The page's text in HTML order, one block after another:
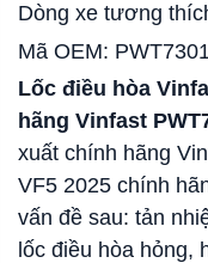
Dòng xe tương
Mã OEM:
Lốc điều hòa
hãng Vinfast
xuất chính hãng
VF5 2025 chính
vấn đề sau: tản
lốc điều hòa hỏng,